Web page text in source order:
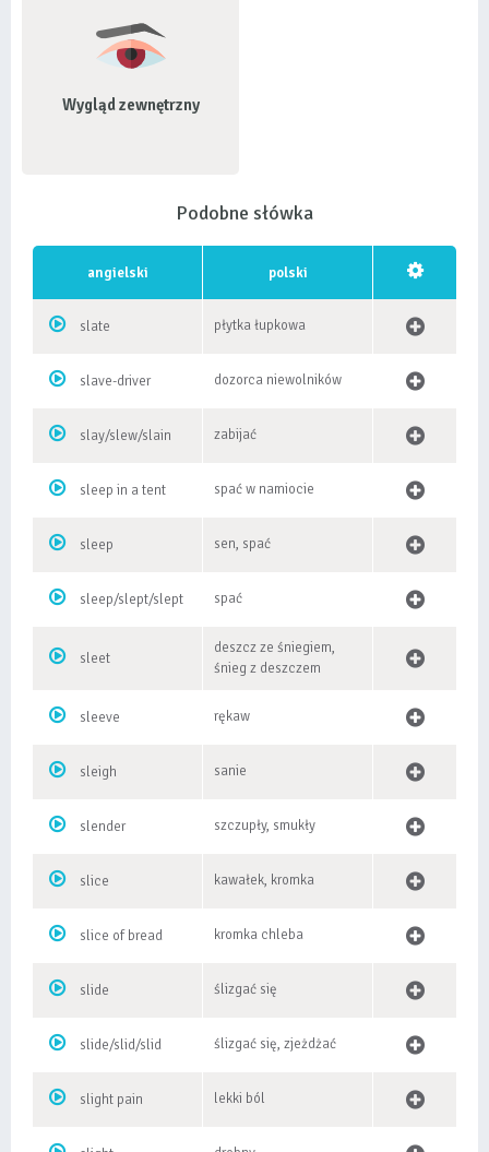
Wygląd zewnętrzny
Podobne słówka
angielski polski
slate płytka łupkowa
slave-driver dozorca niewolników
slay/slew/slain zabijać
sleep in a tent spać w namiocie
sleep sen, spać
sleep/slept/slept spać
sleet
deszcz ze śniegiem,
śnieg z deszczem
sleeve rękaw
sleigh sanie
slender szczupły, smukły
slice kawałek, kromka
slice of bread kromka chleba
slide ślizgać się
slide/slid/slid ślizgać się, zjeżdżać
slight pain lekki ból